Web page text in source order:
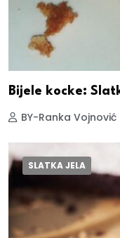
Bijele kocke:
BY-Ranka Vojnović
SLATKA JELA